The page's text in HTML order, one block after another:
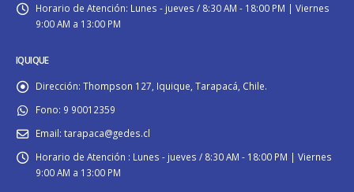
Horario de Atención: Lunes - jueves / 8:30 AM - 18:00 PM | Viernes
9:00 AM a 13:00 PM
IQUIQUE
Dirección: Thompson 127, Iquique, Tarapacá, Chile.
Fono: 9 90012359
Email: tarapaca@gedes.cl
Horario de Atención : Lunes - jueves / 8:30 AM - 18:00 PM | Viernes
9:00 AM a 13:00 PM